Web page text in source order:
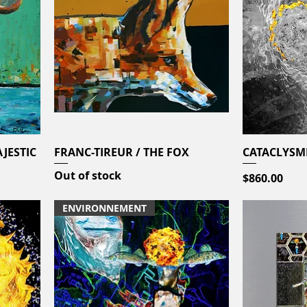
Quick View
FRANC-TIREUR / THE FOX
Out of stock
Price
$860.00
ENVIRONNEMENT